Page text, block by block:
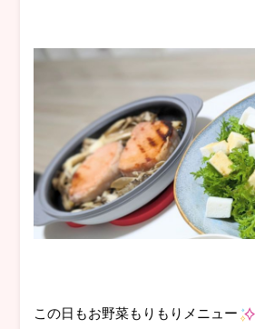
この日もお野菜もりもりメニュー